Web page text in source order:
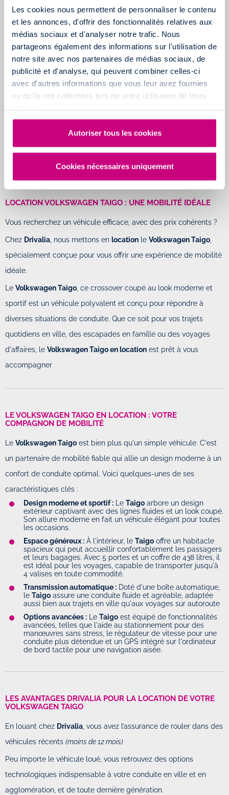
Les cookies nous permettent de personnaliser le contenu
et les annonces, d'offrir des fonctionnalités relatives aux
médias sociaux et d'analyser notre trafic. Nous
partageons également des informations sur l'utilisation de
notre site avec nos partenaires de médias sociaux, de
publicité et d'analyse, qui peuvent combiner celles-ci
avec d'autres informations que vous leur avez fournies
ou qu'ils ont collectées lors de votre utilisation de leurs
Autoriser tous les cookies
Cookies nécessaires uniquement
VOITURES
Jeep® Renegade 4xe Hybride Rechargeable
À propos
LOCATION VOLKSWAGEN TAIGO : UNE MOBILITÉ IDÉALE
Vous recherchez un véhicule efficace, avec des prix cohérents ?
Chez Drivalia , nous mettons en location le Volkswagen Taigo
spécialement conçue pour vous offrir une expérience de mobilité
idéale.
Le Volkswagen Taigo , ce crossover coupé au look moderne et
sportif est un véhicule polyvalent et conçu pour répondre à
diverses situations de conduite. Que ce soit pour vos trajets
quotidiens en ville, des escapades en famille ou des voyages
d'affaires, le Volkswagen Taigo en location est prêt à vous
accompagner
LE VOLKSWAGEN TAIGO EN LOCATION : VOTRE
COMPAGNON DE MOBILITÉ
Le Volkswagen Taigo est bien plus qu'un simple véhicule. C'est
un partenaire de mobilité fiable qui allie un design moderne à un
confort de conduite optimal. Voici quelques-unes de ses
caractéristiques clés :
Design moderne et sportif : Le Taigo arbore un design
extérieur captivant avec des lignes fluides et un look coupé.
Son allure moderne en fait un véhicule élégant pour toutes
les occasions.
Espace généreux : À l'intérieur, le Taigo offre un habitacle
spacieux qui peut accueillir confortablement les passagers
et leurs bagages. Avec 5 portes et un coffre de 438 litres, il
est idéal pour les voyages, capable de transporter jusqu'à
4 valises en toute commodité.
Transmission automatique : Doté d'une boîte automatique,
le Taigo assure une conduite fluide et agréable, adaptée
aussi bien aux trajets en ville qu'aux voyages sur autoroute
Options avancées : Le Taigo est équipé de fonctionnalités
avancées, telles que l'aide au stationnement pour des
manœuvres sans stress, le régulateur de vitesse pour une
conduite plus détendue et un GPS intégré sur l'ordinateur
de bord tactile pour une navigation aisée.
LES AVANTAGES DRIVALIA POUR LA LOCATION DE VOTRE
VOLKSWAGEN TAIGO
En louant chez Drivalia , vous avez l’assurance de rouler dans des
véhicules récents (moins de 12 mois)
Peu importe le véhicule loué, vous retrouvez des options
technologiques indispensable à votre conduite en ville et en
agglomération, et de toute dernière génération.